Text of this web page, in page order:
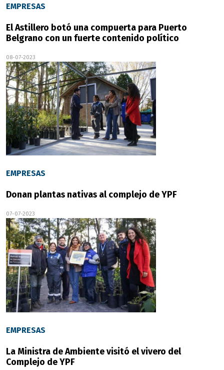
EMPRESAS
El Astillero botó una compuerta para Puerto
Belgrano con un fuerte contenido político
08-07-2023
EMPRESAS
Donan plantas nativas al complejo de YPF
07-07-2023
EMPRESAS
La Ministra de Ambiente visitó el vivero del
Complejo de YPF